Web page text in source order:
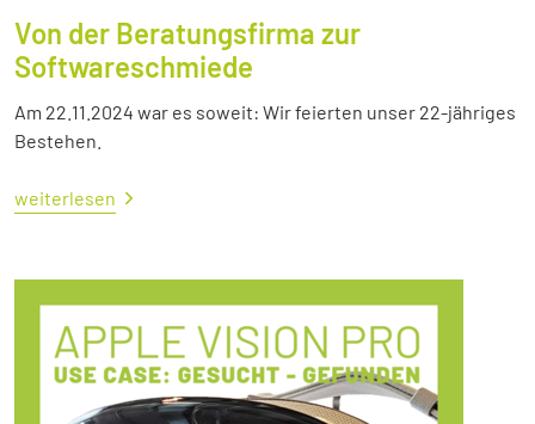
Von der Beratungsfirma zur
Softwareschmiede
Am 22.11.2024 war es soweit: Wir feierten unser 22-jähriges
Bestehen.
weiterlesen